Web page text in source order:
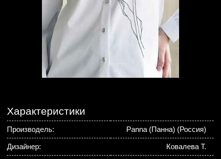
Характеристики
Производель: Panna (Панна) (Россия)
Дизайнер: Ковалева Т.